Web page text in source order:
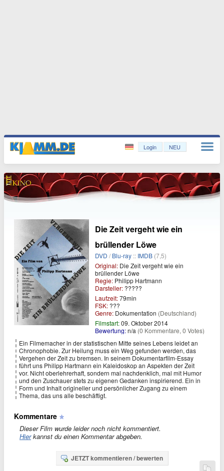
Login NEU
Die Zeit vergeht wie ein
brüllender Löwe
DVD /Blu-ray :: IMDB (7,5)
Original: Die Zeit vergeht wie ein
brüllender Löwe
Regie: Philipp Hartmann
Darsteller: ?????
Laufzeit:79min
FSK: ???
Genre: Dokumentation (Deutschland)
Filmstart:09. Oktober 2014
Bewertung:n/a (0 Kommentare, 0 Votes)
Ein Filmemacher in der statistischen Mitte seines Lebens leidet an
Chronophobie. Zur Heilung muss ein Weg gefunden werden, das
Vergehen der Zeit zu bremsen. In seinem Dokumentarfilm-Essay
führt uns Philipp Hartmann ein Kaleidoskop an Aspekten der Zeit
vor. Nicht oberlehrerhaft, sondern mal nachdenklich, mal mit Humor
und den Zuschauer stets zu eigenen Gedanken inspirierend. Ein in
Form und Inhalt origineller und persönlicher Zugang zu einem
Thema, das uns alle beschäftigt.
Kommentare
Dieser Film wurde leider noch nicht kommentiert.
Hierkannst du einen Kommentar abgeben.
JETZT kommentieren / bewerten